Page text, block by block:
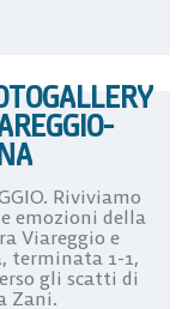
Riviviamo
emozioni della
Viareggio e
terminata 1-1,
gli scatti di
Zani.